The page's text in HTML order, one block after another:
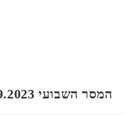
המסר השבועי 3.9.2023 מפי אסתר